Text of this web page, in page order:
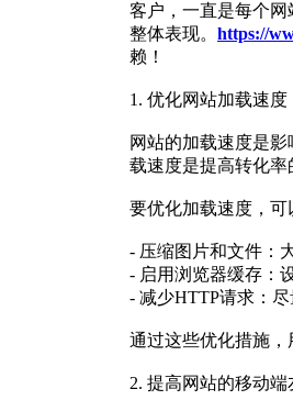
客户，一直是每个
整体表现。 https://
赖！
1. 优化网站加载速度
网站的加载速度是
载速度是提高转化率
要优化加载速度，可
- 压缩图片和文件：
- 启用浏览器缓存：
- 减少HTTP请求：
通过这些优化措施，
2. 提高网站的移动端